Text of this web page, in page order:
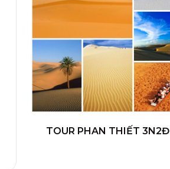
TOUR PHAN THIẾT 3N2Đ